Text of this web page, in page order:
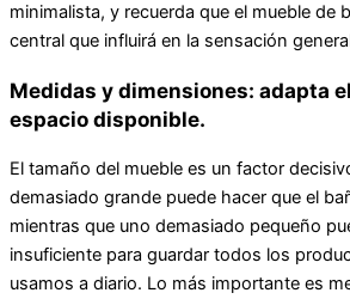
minimalista, y recuerda que el mueble de
central que influirá en la sensación
Medidas y dimensiones: adapta
espacio disponible.
El tamaño del mueble es un factor
demasiado grande puede hacer que el
mientras que uno demasiado pequeño
insuficiente para guardar todos los
usamos a diario. Lo más importante es